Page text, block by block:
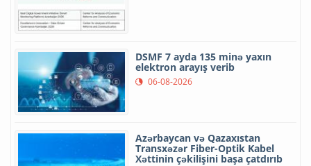
DSMF 7 ayda 135 minə yaxın
elektron arayış verib
06-08-2026
Azərbaycan və Qazaxıstan
Transxəzər Fiber-Optik Kabel
Xəttinin çəkilişini başa çatdırıb